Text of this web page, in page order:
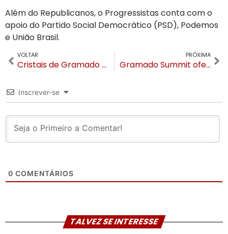
Além do Republicanos, o Progressistas conta com o
apoio do Partido Social Democrático (PSD), Podemos
e União Brasil.
VOLTAR
Cristais de Gramado prorroga a campanha Coração Gaúcho
PRÓXIMA
Gramado Summit oferece experiência internacional em Punta del Este
Inscrever-se
0 COMENTÁRIOS
TALVEZ SE INTERESSE